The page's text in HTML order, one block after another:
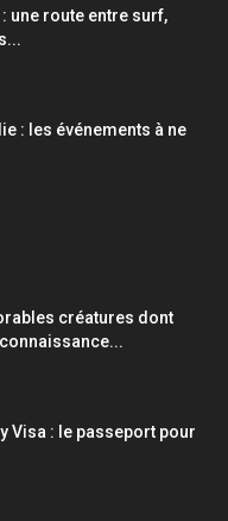
une route entre surf,
: les événements à ne
créatures dont
Visa : le passeport pour